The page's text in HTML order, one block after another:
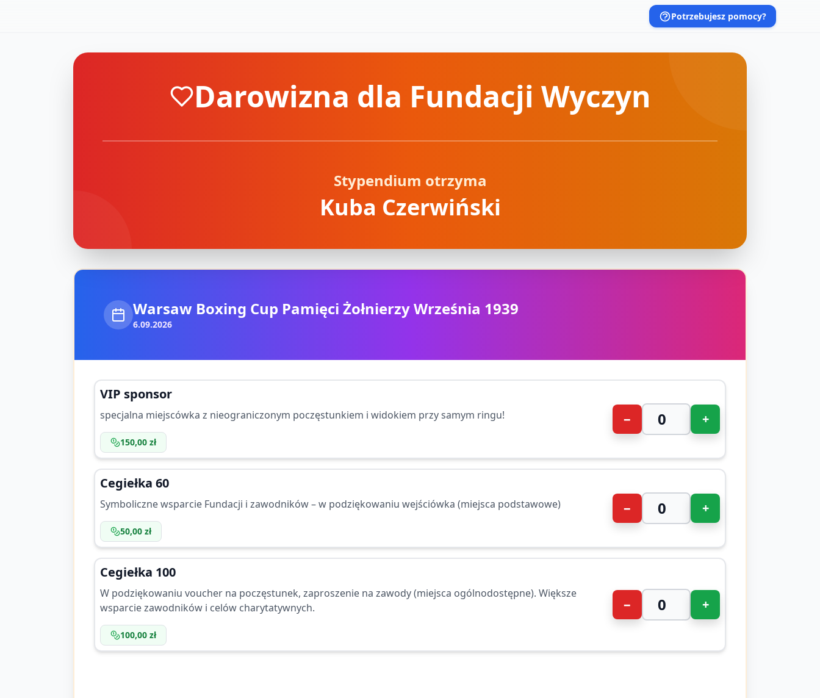
Potrzebujesz pomocy?
Darowizna dla Fundacji Wyczyn
Stypendium otrzyma
Kuba Czerwiński
Warsaw Boxing Cup Pamięci Żołnierzy Września 1939
6.09.2026
VIP sponsor
specjalna miejscówka z nieograniczonym poczęstunkiem i widokiem przy samym ringu!
150,00 zł
− +
Cegiełka 60
Symboliczne wsparcie Fundacji i zawodników – w podziękowaniu wejściówka (miejsca podstawowe)
50,00 zł
− +
Cegiełka 100
W podziękowaniu voucher na poczęstunek, zaproszenie na zawody (miejsca ogólnodostępne). Większe
wsparcie zawodników i celów charytatywnych.
100,00 zł
− +